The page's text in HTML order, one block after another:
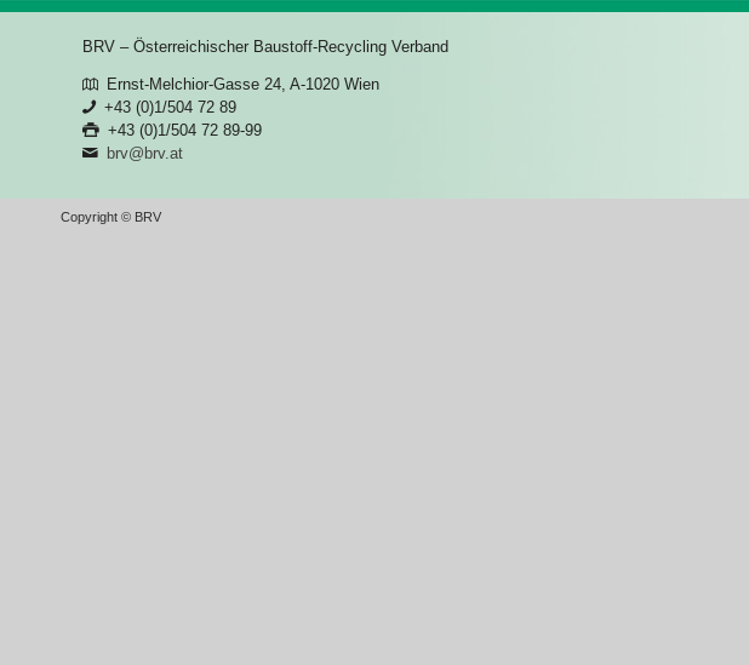
BRV – Österreichischer Baustoff-Recycling Verband
Ernst-Melchior-Gasse 24, A-1020 Wien
+43 (0)1/504 72 89
+43 (0)1/504 72 89-99
brv@brv.at
Copyright © BRV